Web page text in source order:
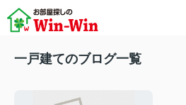
一戸建てのブログ一覧